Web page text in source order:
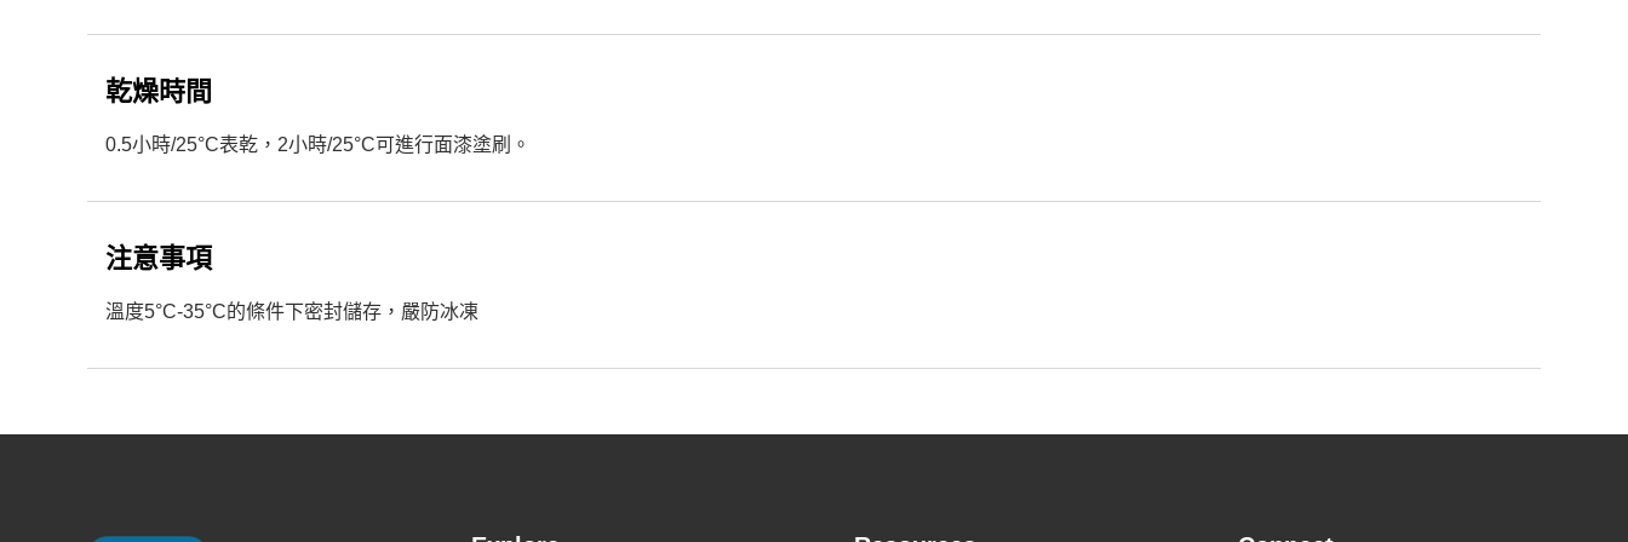
乾燥時間
0.5小時/25°C表乾，2小時/25°C可進行面漆塗刷。
注意事項
溫度5°C-35°C的條件下密封儲存，嚴防冰凍